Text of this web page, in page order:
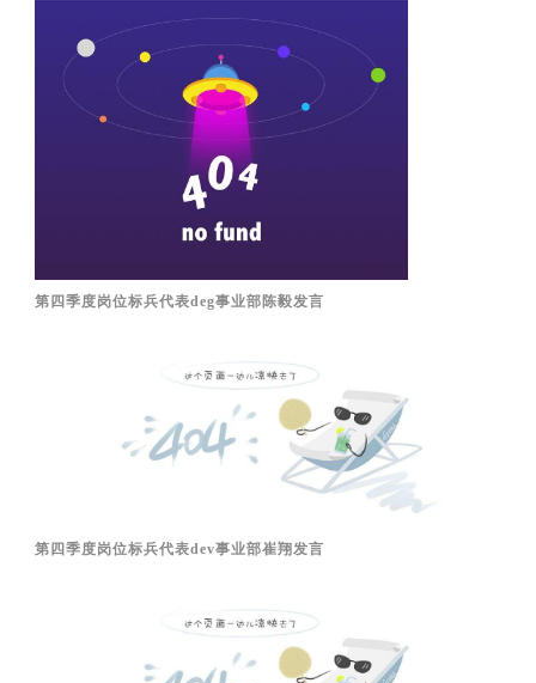
第四季度岗位标兵代表deg事业部陈毅发言
第四季度岗位标兵代表dev事业部崔翔发言